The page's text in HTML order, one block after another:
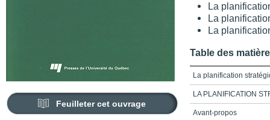
Feuilleter cet ouvrage
La
La
La
Table des
La planification
LA PLANIFICATION
Avant-propos